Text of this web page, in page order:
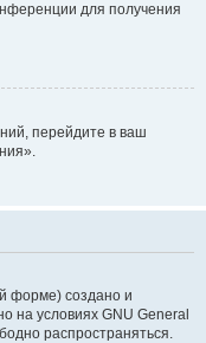
для получения
перейдите в ваш
форме) создано и
на условиях GNU General
распространяться.